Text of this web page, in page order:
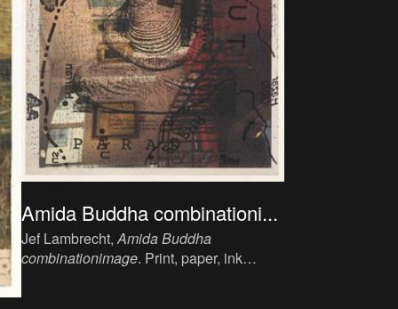
Amida Buddha combinationi...
Jef Lambrecht,Amida Buddha
combinationimage. Print, paper, ink